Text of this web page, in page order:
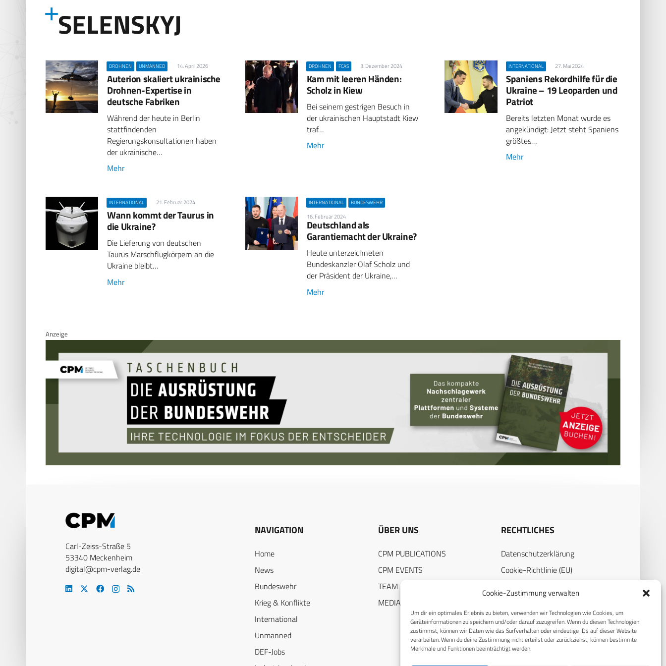
Cookie-Zustimmung verwalten
Um dir ein optimales Erlebnis zu bieten, verwenden wir Technologien wie Cookies, um
Geräteinformationen zu speichern und/oder darauf zuzugreifen. Wenn du diesen Technologien
zustimmst, können wir Daten wie das Surfverhalten oder eindeutige IDs auf dieser Website
verarbeiten. Wenn du deine Zustimmung nicht erteilst oder zurückziehst, können bestimmte
Merkmale und Funktionen beeinträchtigt werden.
SELENSKYJ
DROHNEN UNMANNED 14. April 2026
Auterion skaliert ukrainische
Drohnen-Expertise in
deutsche Fabriken
Während der heute in Berlin
stattfindenden
Regierungskonsultationen haben
der ukrainische…
Mehr
DROHNEN FCAS 3. Dezember 2024
Kam mit leeren Händen:
Scholz in Kiew
Bei seinem gestrigen Besuch in
der ukrainischen Hauptstadt Kiew
traf…
Mehr
INTERNATIONAL 27. Mai 2024
Spaniens Rekordhilfe für die
Ukraine – 19 Leoparden und
Patriot
Bereits letzten Monat wurde es
angekündigt: Jetzt steht Spaniens
größtes…
Mehr
INTERNATIONAL 21. Februar 2024
Wann kommt der Taurus in
die Ukraine?
Die Lieferung von deutschen
Taurus Marschflugkörpern an die
Ukraine bleibt…
Mehr
INTERNATIONAL BUNDESWEHR
16. Februar 2024
Deutschland als
Garantiemacht der Ukraine?
Heute unterzeichneten
Bundeskanzler Olaf Scholz und
der Präsident der Ukraine,…
Mehr
Anzeige
Carl-Zeiss-Straße 5
53340 Meckenheim
digital@cpm-verlag.de
NAVIGATION
Home
News
Bundeswehr
Krieg & Konflikte
International
Unmanned
DEF-Jobs
ÜBER UNS
CPM PUBLICATIONS
CPM EVENTS
TEAM
MEDIADATEN
RECHTLICHES
Datenschutzerklärung
Cookie-Richtlinie (EU)
Impressum